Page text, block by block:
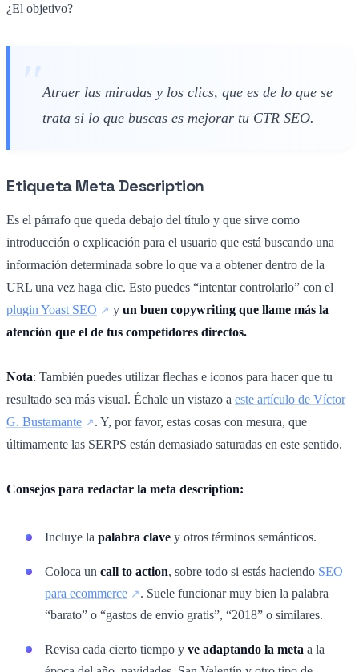
¿El objetivo?
Atraer las miradas y los clics, que es de lo que se
trata si lo que buscas es mejorar tu CTR SEO.
Etiqueta Meta Description
Es el párrafo que queda debajo del título y que sirve como
introducción o explicación para el usuario que está buscando una
información determinada sobre lo que va a obtener dentro de la
URL una vez haga clic. Esto puedes “intentar controlarlo” con el
plugin Yoast SEO
y un buen copywriting que llame más la
atención que el de tus competidores directos.
Nota: También puedes utilizar flechas e iconos para hacer que tu
resultado sea más visual. Échale un vistazo a este artículo de Víctor
G. Bustamante
. Y, por favor, estas cosas con mesura, que
últimamente las SERPS están demasiado saturadas en este sentido.
Consejos para redactar la meta description:
Incluye la palabra clave y otros términos semánticos.
Coloca un call to action, sobre todo si estás haciendo SEO
para ecommerce
. Suele funcionar muy bien la palabra
“barato” o “gastos de envío gratis”, “2018” o similares.
Revisa cada cierto tiempo y ve adaptando la meta a la